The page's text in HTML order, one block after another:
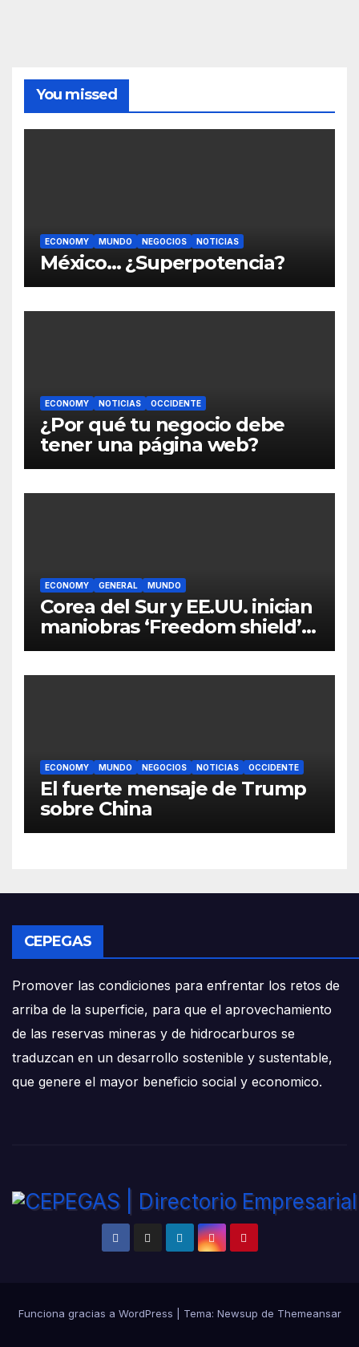
You missed
ECONOMY MUNDO NEGOCIOS NOTICIAS
México… ¿Superpotencia?
ECONOMY NOTICIAS OCCIDENTE
¿Por qué tu negocio debe
tener una página web?
ECONOMY GENERAL MUNDO
Corea del Sur y EE.UU. inician
maniobras ‘Freedom shield’
04/03/2024
ECONOMY MUNDO NEGOCIOS NOTICIAS OCCIDENTE
El fuerte mensaje de Trump
sobre China
CEPEGAS
Promover las condiciones para enfrentar los retos de
arriba de la superficie, para que el aprovechamiento
de las reservas mineras y de hidrocarburos se
traduzcan en un desarrollo sostenible y sustentable,
que genere el mayor beneficio social y economico.
Funciona gracias a WordPress Tema: Newsup de Themeansar